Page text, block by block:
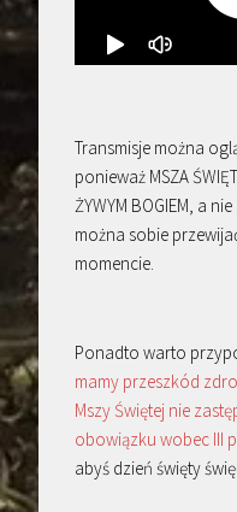
Transmisje można
ponieważ MSZA
ŻYWYM BOGIEM, a
można sobie
momencie.
Ponadto warto
mamy przeszkód
Mszy Świętej nie
obowiązku wobec III
abyś dzień święty